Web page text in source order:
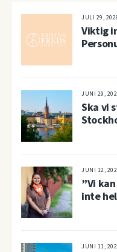
JULI 29,
Viktig
JUNI 29,
Ska vi
JUNI 12,
”Vi
inte
JUNI 11,